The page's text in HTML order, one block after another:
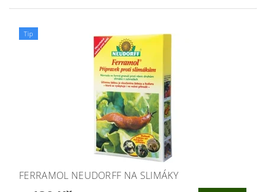
Tip
FERRAMOL NEUDORFF NA SLIMÁKY